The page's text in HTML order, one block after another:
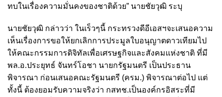
ทบในเรื่องความมั่นคงของชาติด้วย” นายชัยวุฒิ ระบุ
นายชัยวุฒิ กล่าวว่า ในเร็วๆนี้ กระทรวงดีอีเอสฯจะเสนอความ
เห็นเรื่องการขอให้ยกเลิกการประมูลใบอนุญาตดาวเทียมไป
ให้คณะกรรมการดิจิทัลเพื่อเศรษฐกิจและสังคมแห่งชาติ ที่มี
พล.อ.ประยุทธ์ จันทร์โอชา นายกรัฐมนตรี เป็นประธาน
พิจารณา ก่อนเสนอคณะรัฐมนตรี (ครม.) พิจารณาต่อไป แต่
ทั้งนี้ ต้องยอมรับความจริงว่า กสทช.เป็นองค์กรอิสระที่มี